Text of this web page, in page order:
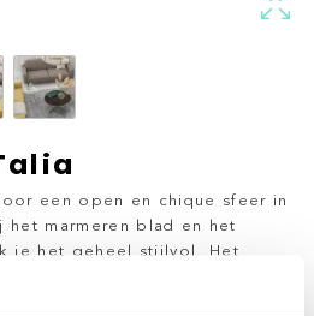
een open en chique sfeer in
het marmeren blad en het
je het geheel stijlvol. Het
is dat je het kan matchen. Zo
met de hoogte verschil in